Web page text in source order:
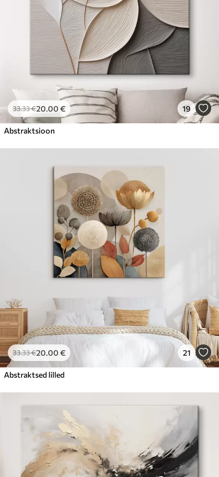
33.33€20.00 € 19
Abstraktsioon
33.33€20.00 € 21
Abstraktsed lilled